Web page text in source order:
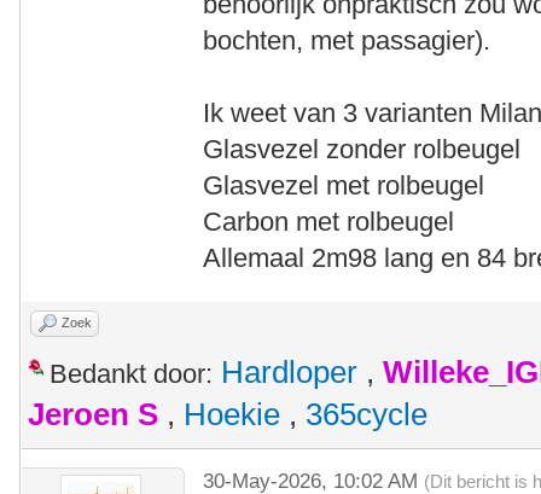
bochten, met passagier).
Ik weet van 3 varianten
Glasvezel zonder rolbeugel
Glasvezel met rolbeugel
Carbon met rolbeugel
Allemaal 2m98 lang en 84
Zoek
Bedankt door: Hardloper ,
Jeroen S , Hoekie , 365cycle
30-May-2026, 10:02 AM (Dit bericht is